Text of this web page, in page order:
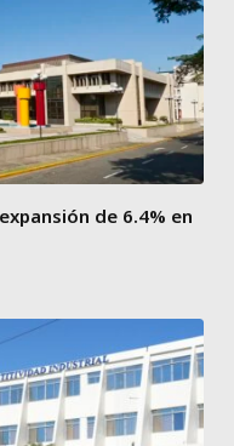
de 6.4% en